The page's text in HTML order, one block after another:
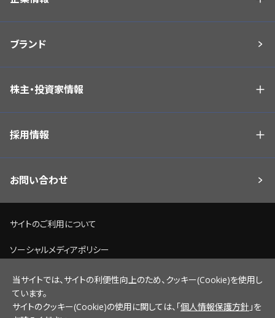
ブランド
株主・投資家情報
採用情報
お問い合わせ
サイトのご利用について
ソーシャルメディアポリシー
個人情報保護方針
脆弱性情報開示ポリシー
当サイトでは、サイトの利便性向上のため、クッキー(Cookie)を使用し
ています。
サイトのクッキー(Cookie)の使用に関しては、「個人情報保護方針 」を